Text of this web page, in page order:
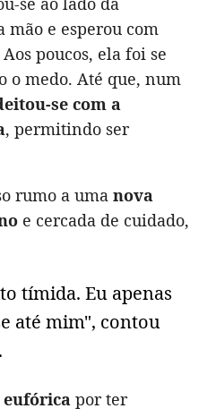
mão e esperou com
poucos, ela foi se
o medo. Até que, num
se com a
, permitindo ser
rumo a uma nova
e cercada de cuidado,
tímida. Eu apenas
até mim", contou
.
eufórica por ter